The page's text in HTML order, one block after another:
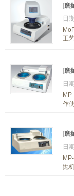
[磨
日
工
[磨
日
作
[磨
日
抛